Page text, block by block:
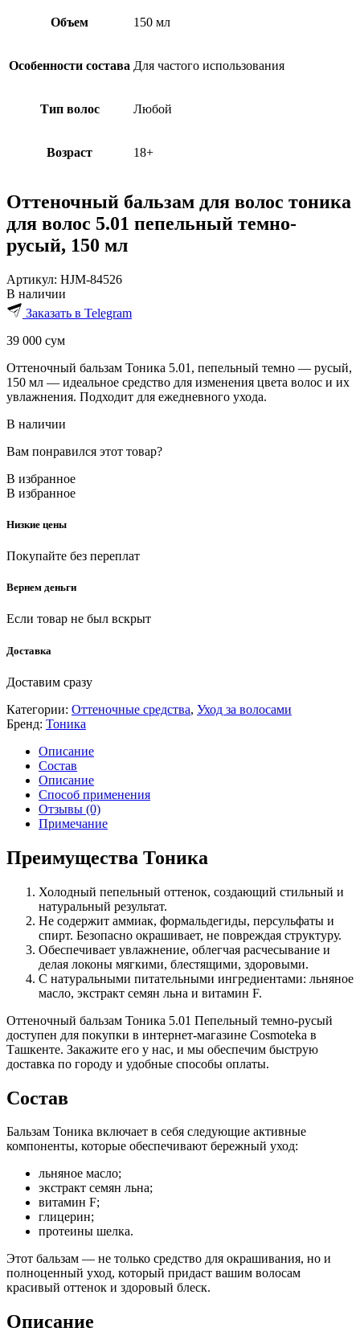
Объем 150 мл
Особенности состава Для частого использования
Тип волос Любой
Возраст 18+
Оттеночный бальзам для волос тоника
для волос 5.01 пепельный темно-
русый, 150 мл
Артикул: HJM-84526
В наличии
Заказать в Telegram
39 000 сум
Оттеночный бальзам Тоника 5.01, пепельный темно — русый,
150 мл — идеальное средство для изменения цвета волос и их
увлажнения. Подходит для ежедневного ухода.
В наличии
Вам понравился этот товар?
В избранное
В избранное
Низкие цены
Покупайте без переплат
Вернем деньги
Если товар не был вскрыт
Доставка
Доставим сразу
Категории: Оттеночные средства, Уход за волосами
Бренд: Тоника
Описание
Состав
Описание
Способ применения
Отзывы (0)
Примечание
Преимущества Тоника
Холодный пепельный оттенок, создающий стильный и
натуральный результат.
Не содержит аммиак, формальдегиды, персульфаты и
спирт. Безопасно окрашивает, не повреждая структуру.
Обеспечивает увлажнение, облегчая расчесывание и
делая локоны мягкими, блестящими, здоровыми.
С натуральными питательными ингредиентами: льняное
масло, экстракт семян льна и витамин F.
Оттеночный бальзам Тоника 5.01 Пепельный темно-русый
доступен для покупки в интернет-магазине Cosmoteka в
Ташкенте. Закажите его у нас, и мы обеспечим быструю
доставка по городу и удобные способы оплаты.
Состав
Бальзам Тоника включает в себя следующие активные
компоненты, которые обеспечивают бережный уход:
льняное масло;
экстракт семян льна;
витамин F;
глицерин;
протеины шелка.
Этот бальзам — не только средство для окрашивания, но и
полноценный уход, который придаст вашим волосам
красивый оттенок и здоровый блеск.
Описание